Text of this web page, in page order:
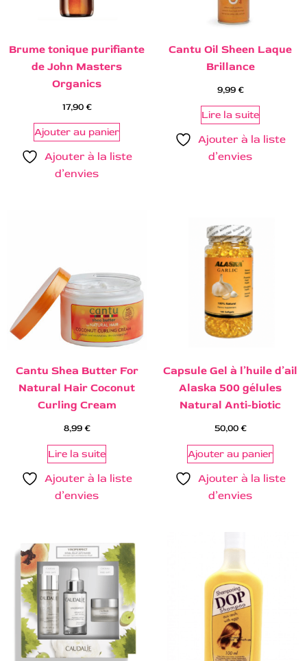
Brume tonique purifiante
de John Masters
Organics
17,90€
Ajouter au panier
Ajouter à la liste
d’envies
Cantu Oil Sheen Laque
Brillance
9,99€
Lire la suite
Ajouter à la liste
d’envies
Cantu Shea Butter For
Natural Hair Coconut
Curling Cream
8,99€
Lire la suite
Ajouter à la liste
d’envies
Capsule Gel à l’huile d’ail
Alaska 500 gélules
Natural Anti-biotic
50,00€
Ajouter au panier
Ajouter à la liste
d’envies